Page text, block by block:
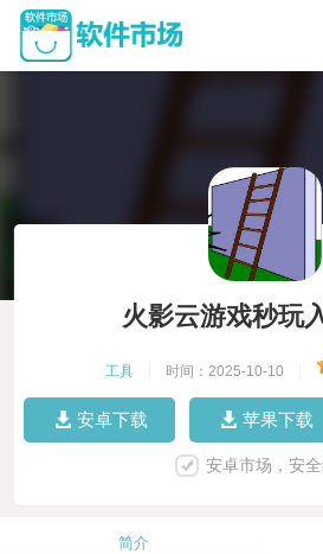
火影云游戏秒玩
工具 时间：2025-10-10
安卓下载 苹果下载
安卓市场，安
简介